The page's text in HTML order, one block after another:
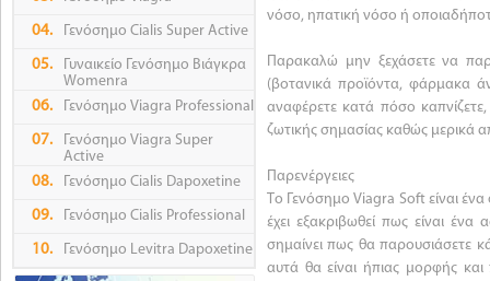
04. Γενόσημο Cialis Super Active
05.
Γυναικείο Γενόσημο Βιάγκρα
Womenra
06.
Γενόσημο Viagra Professional
07.
Γενόσημο Viagra Super
Active
08.
Γενόσημο Cialis Dapoxetine
09. Γενόσημο Cialis Professional
10. Γενόσημο Levitra Dapoxetine
νόσο, ηπατική νόσο ή
Παρακαλώ μην ξεχάσετε να
(βοτανικά προϊόντα, φάρμακα
αναφέρετε κατά πόσο
ζωτικής σημασίας καθώς μερικά
Παρενέργειες
Το Γενόσημο Viagra Soft είναι
έχει εξακριβωθεί πως είναι
σημαίνει πως θα παρουσιάσετε
αυτά θα είναι ήπιας μορφής